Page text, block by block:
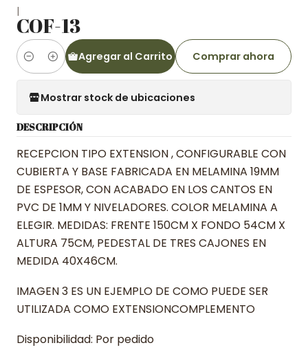
|
COF-13
Cantidad
Agregar al Carrito Comprar ahora
Mostrar stock de ubicaciones
DESCRIPCIÓN
RECEPCION TIPO EXTENSION , CONFIGURABLE CON
CUBIERTA Y BASE FABRICADA EN MELAMINA 19MM
DE ESPESOR, CON ACABADO EN LOS CANTOS EN
PVC DE 1MM Y NIVELADORES. COLOR MELAMINA A
ELEGIR. MEDIDAS: FRENTE 150CM X FONDO 54CM X
ALTURA 75CM, PEDESTAL DE TRES CAJONES EN
MEDIDA 40X46CM.
IMAGEN 3 ES UN EJEMPLO DE COMO PUEDE SER
UTILIZADA COMO EXTENSIONCOMPLEMENTO
Disponibilidad: Por pedido